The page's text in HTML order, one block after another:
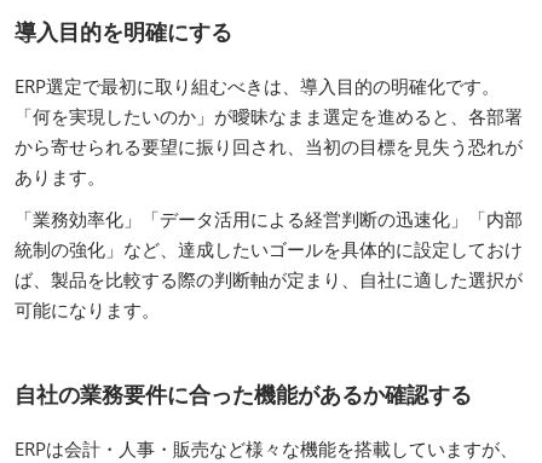
導入目的を明確にする
ERP選定で最初に取り組むべきは、導入目的の明確化です。
「何を実現したいのか」が曖昧なまま選定を進めると、各部署
から寄せられる要望に振り回され、当初の目標を見失う恐れが
あります。
「業務効率化」「データ活用による経営判断の迅速化」「内部
統制の強化」など、達成したいゴールを具体的に設定しておけ
ば、製品を比較する際の判断軸が定まり、自社に適した選択が
可能になります。
自社の業務要件に合った機能があるか確認する
ERPは会計・人事・販売など様々な機能を搭載していますが、